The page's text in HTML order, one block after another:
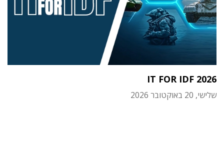
IT FOR IDF 2026
שלישי, 20 באוקטובר 2026